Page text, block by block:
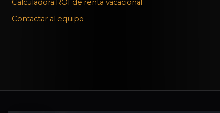
Calculadora ROI de renta vacacional
Contactar al equipo